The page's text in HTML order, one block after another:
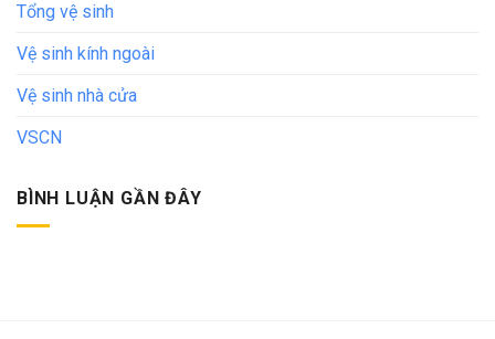
Tổng vệ sinh
Vệ sinh kính ngoài
Vệ sinh nhà cửa
VSCN
BÌNH LUẬN GẦN ĐÂY